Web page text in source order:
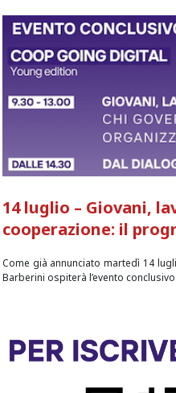
14 luglio – Giovani,
cooperazione: il
Come già annunciato martedì 14
Barberini ospiterà l’evento conclusivo